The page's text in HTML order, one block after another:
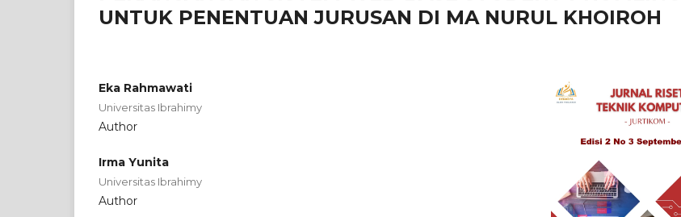
UNTUK PENENTUAN JURUSAN DI MA NURUL KHOIROH
Eka Rahmawati
Universitas Ibrahimy
Author
Irma Yunita
Universitas Ibrahimy
Author